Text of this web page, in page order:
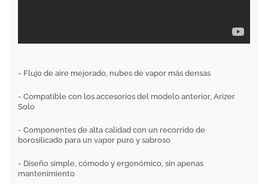
- Flujo de aire mejorado, nubes de vapor más densas
- Compatible con los accesorios del modelo anterior, Arizer
Solo
- Componentes de alta calidad con un recorrido de
borosilicado para un vapor puro y sabroso
- Diseño simple, cómodo y ergonómico, sin apenas
mantenimiento